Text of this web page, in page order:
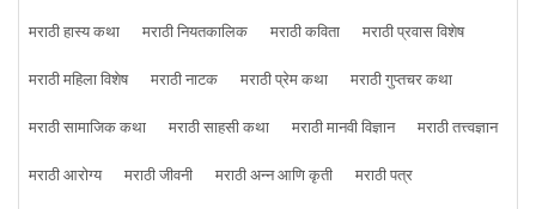
मराठी हास्य कथा
मराठी नियतकालिक मराठी कविता
मराठी प्रवास विशेष
मराठी महिला विशेष
मराठी नाटक मराठी प्रेम कथा
मराठी गुप्तचर कथा
मराठी सामाजिक कथा
मराठी साहसी कथा मराठी मानवी विज्ञान
मराठी तत्त्वज्ञान
मराठी आरोग्य
मराठी जीवनी मराठी अन्न आणि कृती
मराठी पत्र